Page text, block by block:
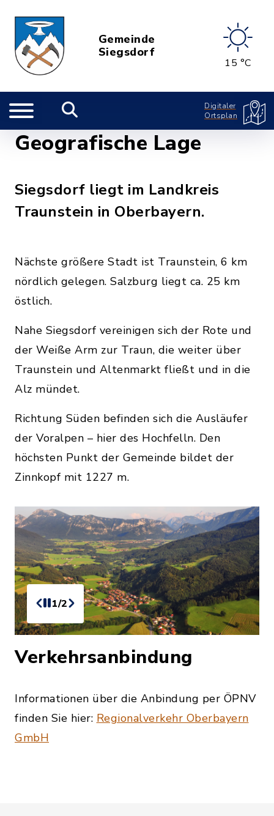
Gemeinde
Siegsdorf
15 °C
Digitaler
Ortsplan
Geografische Lage
Siegsdorf liegt im Landkreis
Traunstein in Oberbayern.
Nächste größere Stadt ist Traunstein, 6 km
nördlich gelegen. Salzburg liegt ca. 25 km
östlich.
Nahe Siegsdorf vereinigen sich der Rote und
der Weiße Arm zur Traun, die weiter über
Traunstein und Altenmarkt fließt und in die
Alz mündet.
Richtung Süden befinden sich die Ausläufer
der Voralpen – hier des Hochfelln. Den
höchsten Punkt der Gemeinde bildet der
Zinnkopf mit 1227 m.
1/2
Verkehrsanbindung
Informationen über die Anbindung per ÖPNV
finden Sie hier: Regionalverkehr Oberbayern
GmbH